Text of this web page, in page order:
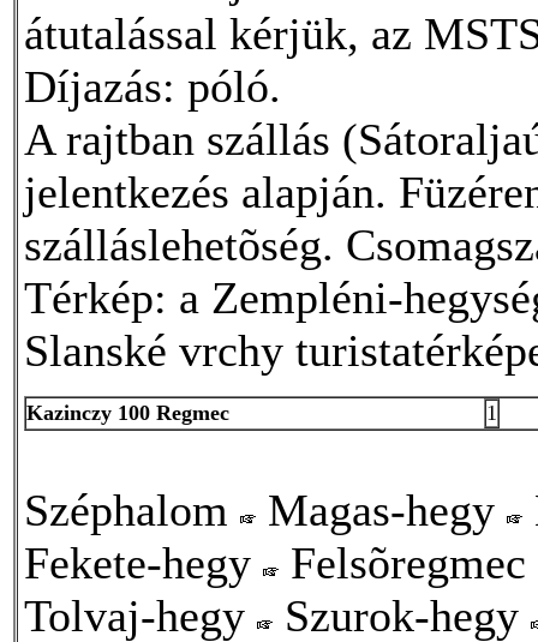
átutalással kérjük, az
Díjazás: póló.
A rajtban szállás
jelentkezés alapján.
szálláslehetõség.
Térkép: a Zempléni-
Slanské vrchy
Kazinczy 100 Regmec 1
Széphalom Magas-hegy
Fekete-hegy
Felsõregmec
Tolvaj-hegy
Szurok-hegy